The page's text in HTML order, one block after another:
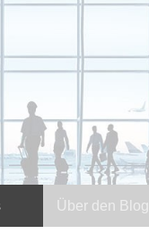
Über den Blog